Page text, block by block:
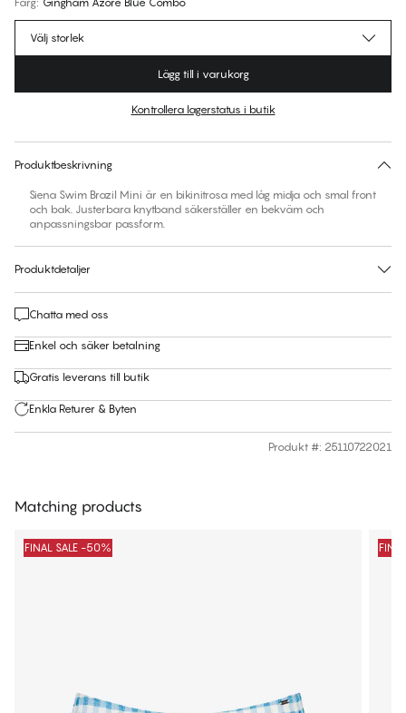
Ingen storlek föreslås för den här produkten
Välj storlek
Lägg till i varukorg
Kontrollera lagerstatus i butik
Produktbeskrivning
Siena Swim Brazil Mini är en bikinitrosa med låg midja och smal front
och bak. Justerbara knytband säkerställer en bekväm och
anpassningsbar passform.
Produktdetaljer
Chatta med oss
Enkel och säker betalning
Gratis leverans till butik
Enkla Returer & Byten
Produkt #: 25110722021
Matching products
FINAL SALE -50%